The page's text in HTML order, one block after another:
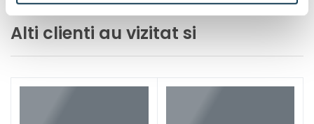
Alti clienti au vizitat si